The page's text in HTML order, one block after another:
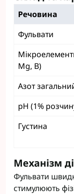
Речовина
Фульвати
Mg, B)
Азот
pH (1%
Густина
Механізм
Фульвати
стимулюють